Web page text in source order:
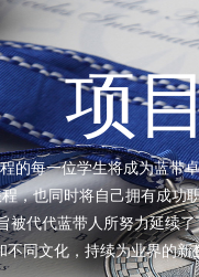
项
的每一位学生将成为蓝带
，也同时将自己拥有成功
被代代蓝带人所努力延续
不同文化，持续为业界的